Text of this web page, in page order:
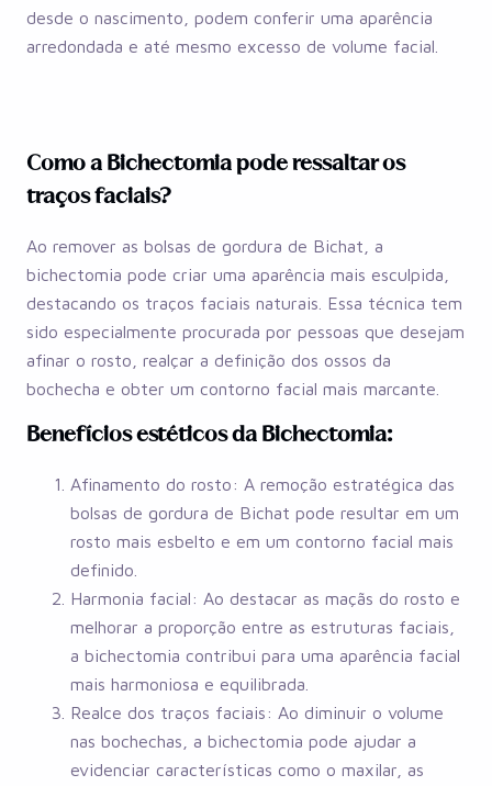
desde o nascimento, podem conferir uma aparência
arredondada e até mesmo excesso de volume facial.
Como a Bichectomia pode ressaltar os
traços faciais?
Ao remover as bolsas de gordura de Bichat, a
bichectomia pode criar uma aparência mais esculpida,
destacando os traços faciais naturais. Essa técnica tem
sido especialmente procurada por pessoas que desejam
afinar o rosto, realçar a definição dos ossos da
bochecha e obter um contorno facial mais marcante.
Benefícios estéticos da Bichectomia:
Afinamento do rosto: A remoção estratégica das
bolsas de gordura de Bichat pode resultar em um
rosto mais esbelto e em um contorno facial mais
definido.
Harmonia facial: Ao destacar as maçãs do rosto e
melhorar a proporção entre as estruturas faciais,
a bichectomia contribui para uma aparência facial
mais harmoniosa e equilibrada.
Realce dos traços faciais: Ao diminuir o volume
nas bochechas, a bichectomia pode ajudar a
evidenciar características como o maxilar, as